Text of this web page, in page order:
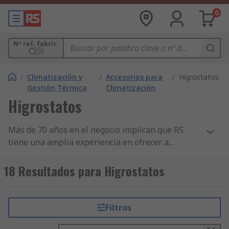
0
Nº ref. fabric.
/ Climatización y
Gestión Térmica
/ Accesorios para
Climatización
/ Higrostatos
Higrostatos
Más de 70 años en el negocio implican que RS
tiene una amplia experiencia en ofrecer a
Humidistatos de HVAC. Ahora apoyamos a
ingenieros de todo el mundo, distribuyendo
productos de Controladores y Sensores para
HVAC a clientes en más de 160 países, que saben
18 Resultados para Higrostatos
Filtros